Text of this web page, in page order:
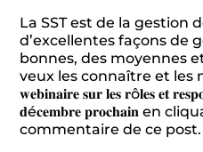
La SST est de la gestion
d’excellentes façons de
bonnes, des moyennes
veux les connaître et les
𝐰𝐞𝐛𝐢𝐧𝐚𝐢𝐫𝐞 𝐬𝐮𝐫 𝐥𝐞𝐬 𝐫ô𝐥𝐞𝐬 𝐞𝐭
𝐝é𝐜𝐞𝐦𝐛𝐫𝐞 𝐩𝐫𝐨𝐜𝐡𝐚𝐢𝐧 en
commentaire de ce post.